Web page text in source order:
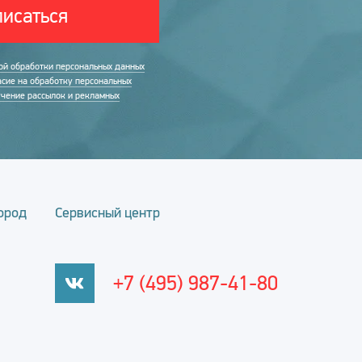
обработки персональных данных
на обработку персональных
рассылок и рекламных
Сервисный центр
+7 (495) 987-41-80